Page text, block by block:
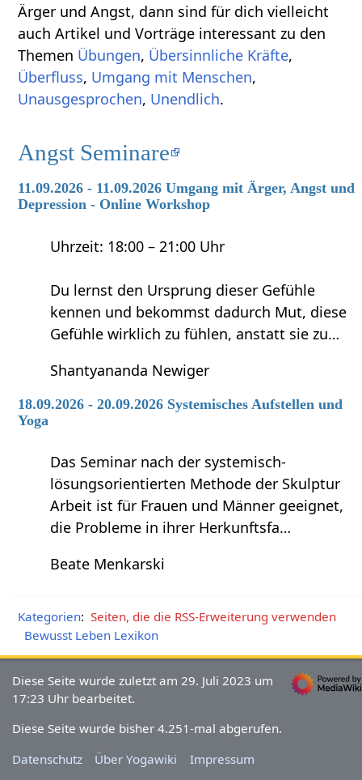
Ärger und Angst, dann sind für dich vielleicht
auch Artikel und Vorträge interessant zu den
Themen Übungen, Übersinnliche Kräfte,
Überfluss, Umgang mit Menschen,
Unausgesprochen, Unendlich.
Angst Seminare
11.09.2026 - 11.09.2026 Umgang mit Ärger, Angst und
Depression - Online Workshop
Uhrzeit: 18:00 – 21:00 Uhr
Du lernst den Ursprung dieser Gefühle
kennen und bekommst dadurch Mut, diese
Gefühle wirklich zu fühlen, anstatt sie zu…
Shantyananda Newiger
18.09.2026 - 20.09.2026 Systemisches Aufstellen und
Yoga
Das Seminar nach der systemisch-
lösungsorientierten Methode der Skulptur
Arbeit ist für Frauen und Männer geeignet,
die Probleme in ihrer Herkunftsfa…
Beate Menkarski
Kategorien: Seiten, die die RSS-Erweiterung verwenden
Bewusst Leben Lexikon
Diese Seite wurde zuletzt am 29. Juli 2023 um
17:23 Uhr bearbeitet.
Diese Seite wurde bisher 4.251-mal abgerufen.
Datenschutz
Über Yogawiki Impressum